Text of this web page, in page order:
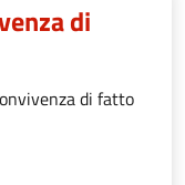
di
di fatto